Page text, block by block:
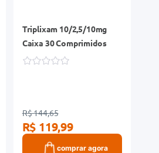
Triplixam 10/2,5/10mg
Caixa 30 Comprimidos
R$ 144,65
R$ 119,99
comprar agora